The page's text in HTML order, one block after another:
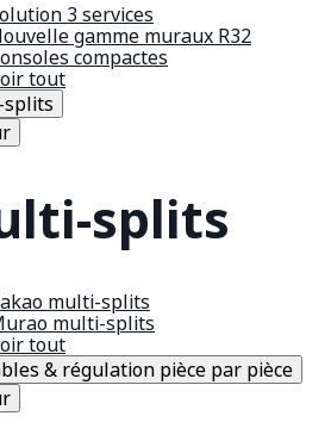
3 services
gamme muraux R32
compactes
tout
splits
multi-splits
multi-splits
tout
& régulation pièce par pièce